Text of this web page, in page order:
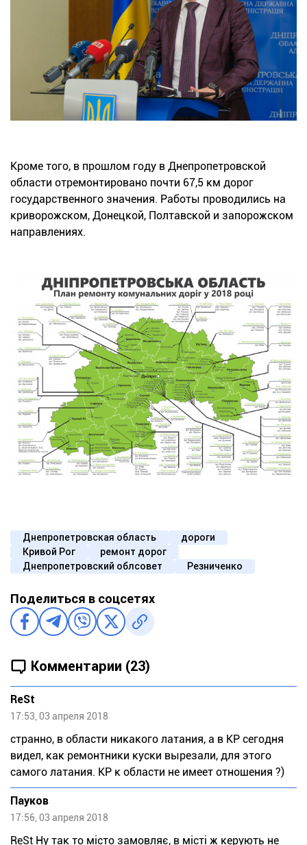
Кроме того, в прошлом году в Днепропетровской
области отремонтировано почти 67,5 км дорог
государственного значения. Работы проводились на
криворожском, Донецкой, Полтавской и запорожском
направлениях.
Днепропетровская область
дороги
Кривой Рог
ремонт дорог
Днепропетровский облсовет
Резниченко
Поделиться в соцсетях
Комментарии (23)
ReSt
17:53, 03 апреля 2018
странно, в области никакого латания, а в КР сегодня
видел, как ремонтники куски вырезали, для этого
самого латания. КР к области не имеет отношения ?)
Пауков
17:56, 03 апреля 2018
ReSt Ну так то місто замовляє, в місті ж керують не